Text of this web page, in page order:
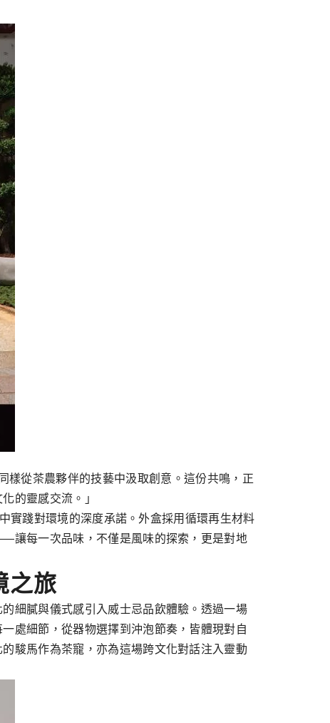
樣從茶農夥伴的技藝中汲取創意。這份共鳴，正
的靈感交流。」
實踐對環境的深度承諾。外盒採用循環再生材料
讓每一次品味，不僅是風味的探索，更是對地
之旅
細膩與儀式感引入威士忌品飲體驗。透過一場
處細節，從器物選擇到沖泡節奏，皆體現對自
駿馬作為茶寵，亦為這場跨文化對話注入靈動